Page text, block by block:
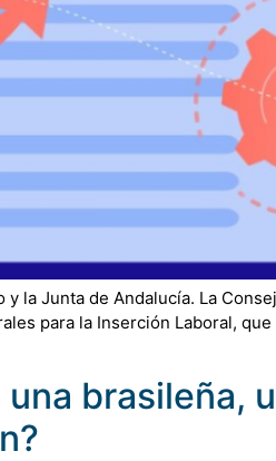
la Junta de Andalucía. La
para la Inserción Laboral,
brasileña,